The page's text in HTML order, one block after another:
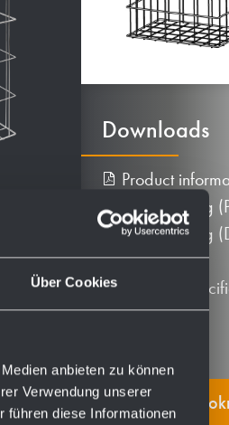
Über Cookies
anbieten zu können
Verwendung unserer
führen diese Informationen
Downloads
Product
Tec. drawing
Tec. drawing
BIM data
Texts for
Add to